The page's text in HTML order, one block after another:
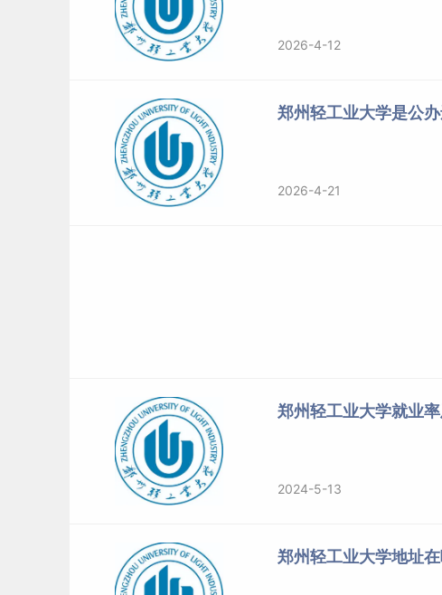
2026-4-12
郑州轻工业大学是公
2026-4-21
郑州轻工业大学就业
2024-5-13
郑州轻工业大学地址